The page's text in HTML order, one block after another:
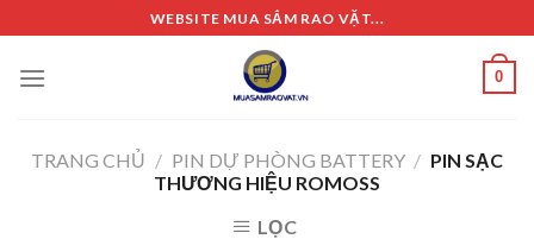
to
content
WEBSITE MUA SẮM RAO VẶT...
0
TRANG CHỦ / PIN DỰ PHÒNG BATTERY / PIN SẠC
THƯƠNG HIỆU ROMOSS
LỌC